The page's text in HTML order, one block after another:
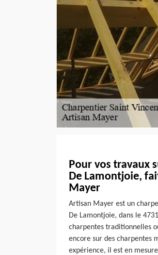
Pour vos travaux
De Lamontjoie,
Mayer
Artisan Mayer est un
De Lamontjoie, dans le
charpentes traditionnelles
encore sur des charpentes
expérience, il est en